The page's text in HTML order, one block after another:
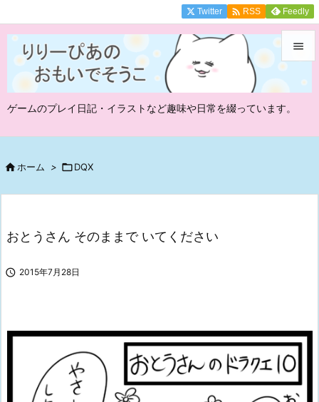
ゲームのプレイ日記・イラストなど趣味や日常を綴っています。

メニュ
Twitter  RSS Feedly
ホーム > DQX
おとうさん そのままで いてください
 2015年7月28日